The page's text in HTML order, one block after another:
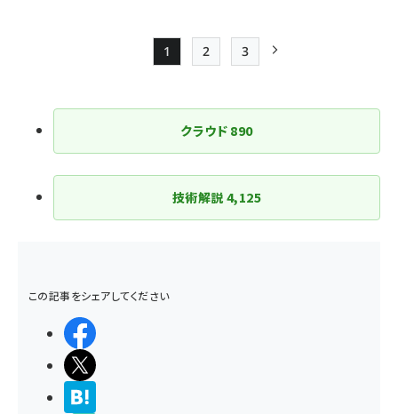
ジ
送
り
Page
1
Page
2
Page
3
クラウド 890
技術解説 4,125
この記事をシェアしてください